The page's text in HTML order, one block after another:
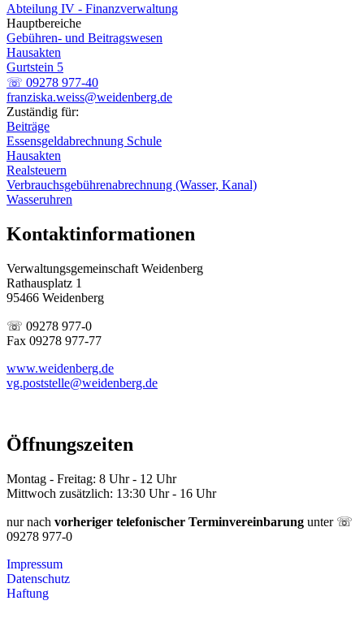
Abteilung IV - Finanzverwaltung
Hauptbereiche
Gebühren- und Beitragswesen
Hausakten
Gurtstein 5
☏ 09278 977-40
franziska.weiss@weidenberg.de
Zuständig für:
Beiträge
Essensgeldabrechnung Schule
Hausakten
Realsteuern
Verbrauchsgebührenabrechnung (Wasser, Kanal)
Wasseruhren
Kontaktinformationen
Verwaltungsgemeinschaft Weidenberg
Rathausplatz 1
95466 Weidenberg
☏ 09278 977-0
Fax 09278 977-77
www.weidenberg.de
vg.poststelle@weidenberg.de
Öffnungszeiten
Montag - Freitag: 8 Uhr - 12 Uhr
Mittwoch zusätzlich: 13:30 Uhr - 16 Uhr
nur nach vorheriger telefonischer Terminvereinbarung unter ☏
09278 977-0
Impressum
Datenschutz
Haftung